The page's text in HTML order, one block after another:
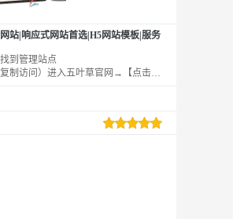
站|响应式网站首选|H5网站模板|服务
到管理站点
复制访问）进入五叶草官网→【点击右
，多行业网站建设解决方案】网站建
（复制访问）